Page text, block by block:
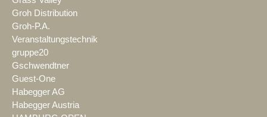
Groh Distribution
Groh-P.A.
Veranstaltungstechnik
gruppe20
Gschwendtner
Guest-One
Habegger AG
Habegger Austria